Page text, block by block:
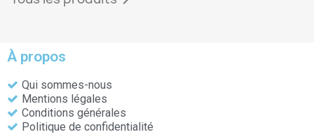
À propos
Qui sommes-nous
Mentions légales
Conditions générales
Politique de confidentialité